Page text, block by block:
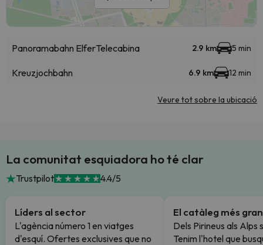
Panoramabahn ElferTelecabina 2.9 km 5 min
Kreuzjochbahn 6.9 km 12 min
Veure tot sobre la ubicació
La comunitat esquiadora ho té clar
Trustpilot 4.4/5
Líders al sector
L'agència número 1 en viatges
d'esquí. Ofertes exclusives que no
El catàleg més gran
Dels Pirineus als Alps
Tenim l'hotel que